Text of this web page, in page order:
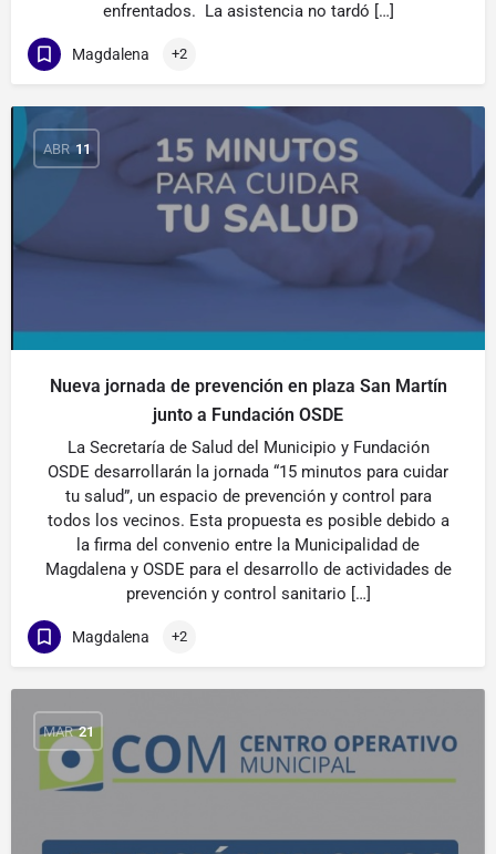
enfrentados. La asistencia no tardó […]
Magdalena +2
ABR 11
Nueva jornada de prevención en plaza San Martín
junto a Fundación OSDE
La Secretaría de Salud del Municipio y Fundación
OSDE desarrollarán la jornada “15 minutos para cuidar
tu salud”, un espacio de prevención y control para
todos los vecinos. Esta propuesta es posible debido a
la firma del convenio entre la Municipalidad de
Magdalena y OSDE para el desarrollo de actividades de
prevención y control sanitario […]
Magdalena +2
MAR 21